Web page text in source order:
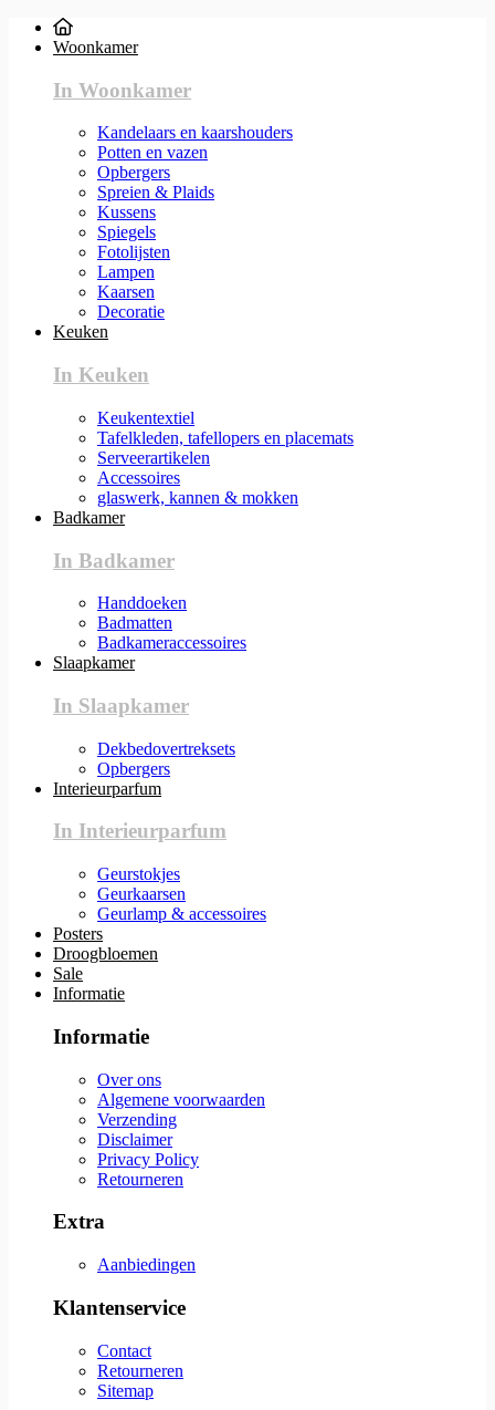
Woonkamer
In Woonkamer
Kandelaars en kaarshouders
Potten en vazen
Opbergers
Spreien & Plaids
Kussens
Spiegels
Fotolijsten
Lampen
Kaarsen
Decoratie
Keuken
In Keuken
Keukentextiel
Tafelkleden, tafellopers en placemats
Serveerartikelen
Accessoires
glaswerk, kannen & mokken
Badkamer
In Badkamer
Handdoeken
Badmatten
Badkameraccessoires
Slaapkamer
In Slaapkamer
Dekbedovertreksets
Opbergers
Interieurparfum
In Interieurparfum
Geurstokjes
Geurkaarsen
Geurlamp & accessoires
Posters
Droogbloemen
Sale
Informatie
Informatie
Over ons
Algemene voorwaarden
Verzending
Disclaimer
Privacy Policy
Retourneren
Extra
Aanbiedingen
Klantenservice
Contact
Retourneren
Sitemap